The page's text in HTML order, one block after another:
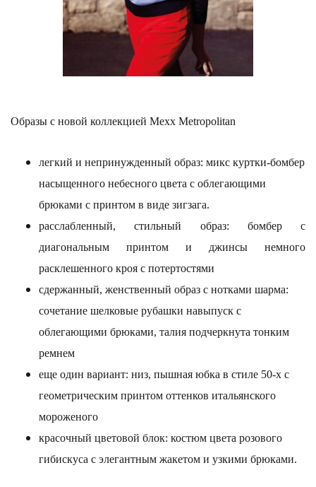
Образы с новой коллекцией Mexx Metropolitan
легкий и непринужденный образ: микс куртки-бомбер
насыщенного небесного цвета с облегающими
брюками с принтом в виде зигзага.
расслабленный, стильный образ: бомбер с
диагональным принтом и джинсы немного
расклешенного кроя с потертостями
сдержанный, женственный образ с нотками шарма:
сочетание шелковые рубашки навыпуск с
облегающими брюками, талия подчеркнута тонким
ремнем
еще один вариант: низ, пышная юбка в стиле 50-х с
геометрическим принтом оттенков итальянского
мороженого
красочный цветовой блок: костюм цвета розового
гибискуса с элегантным жакетом и узкими брюками.